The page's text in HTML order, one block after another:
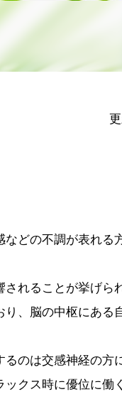
どの不調が表れる
れることが挙げら
、脳の中枢にある
のは交感神経の方
クス時に優位に働